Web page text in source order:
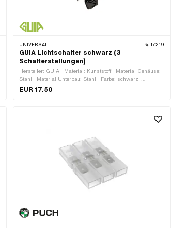
UNIVERSAL 17219
GUIA Lichtschalter schwarz (3
Schalterstellungen)
Hersteller: GUIA · Material: Kunststoff · Material Gehäuse:
Stahl · Material Unterbau: Stahl · Farbe: schwarz ·
Funktionen: Abblendlicht · Funktionen: Fernlicht
EUR 17.50